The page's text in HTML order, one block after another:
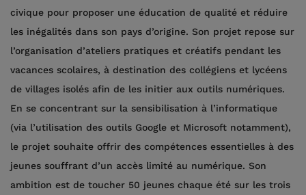
civique pour proposer une éducation de qualité et réduire
les inégalités dans son pays d’origine. Son projet repose sur
l’organisation d’ateliers pratiques et créatifs pendant les
vacances scolaires, à destination des collégiens et lycéens
de villages isolés afin de les initier aux outils numériques.
En se concentrant sur la sensibilisation à l’informatique
(via l’utilisation des outils Google et Microsoft notamment),
le projet souhaite offrir des compétences essentielles à des
jeunes souffrant d’un accès limité au numérique. Son
ambition est de toucher 50 jeunes chaque été sur les trois